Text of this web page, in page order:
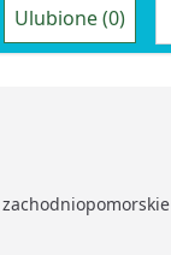
Ulubione (0)
zachodniopomorskie